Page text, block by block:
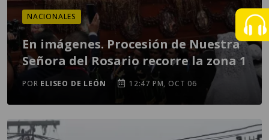
NACIONALES
En imágenes. Procesión de Nuestra
Señora del Rosario recorre la zona 1
POR ELISEO DE LEÓN 12:47 PM, OCT 06